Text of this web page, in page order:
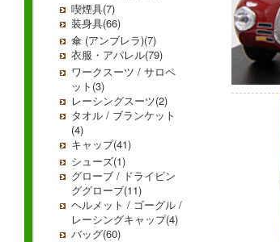
喫煙具(7)
装身具(66)
傘 (アンブレラ)(7)
衣服・アパレル(79)
ワークスーツ / サロペ
ット(3)
レーシングスーツ(2)
タオル / ブランケット
(4)
キャップ(41)
シューズ(1)
グローブ / ドライビン
ググローブ(11)
ヘルメット / ゴーグル /
レーシングキャップ(4)
バッグ(60)